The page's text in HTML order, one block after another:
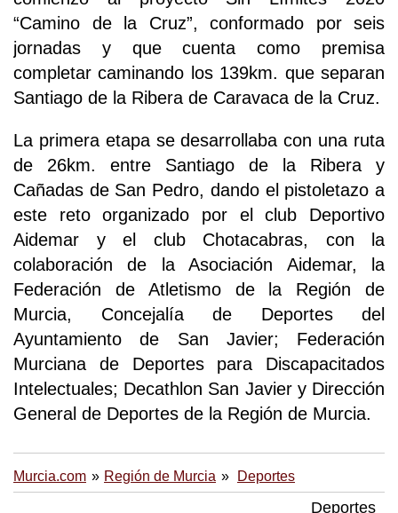
“Camino de la Cruz”, conformado por seis
jornadas y que cuenta como premisa
completar caminando los 139km. que separan
Santiago de la Ribera de Caravaca de la Cruz.
La primera etapa se desarrollaba con una ruta
de 26km. entre Santiago de la Ribera y
Cañadas de San Pedro, dando el pistoletazo a
este reto organizado por el club Deportivo
Aidemar y el club Chotacabras, con la
colaboración de la Asociación Aidemar, la
Federación de Atletismo de la Región de
Murcia, Concejalía de Deportes del
Ayuntamiento de San Javier; Federación
Murciana de Deportes para Discapacitados
Intelectuales; Decathlon San Javier y Dirección
General de Deportes de la Región de Murcia.
Murcia.com Región de Murcia Deportes
Deportes